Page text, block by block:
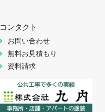
コンタクト
お問い合わせ
無料お見積もり
資料請求